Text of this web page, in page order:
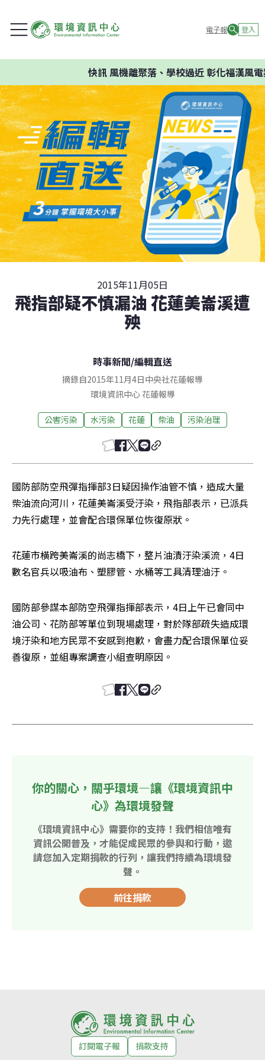
電子報 登入
快訊風機離聚落、學校過近 彰化福漢風電
2015年11月05日
飛指部疑不慎漏油 花蓮美崙溪遭
殃
時事新聞/編輯直送
摘錄自2015年11月4日中央社花蓮報導
環境資訊中心 花蓮報導
公害污染 水污染 花蓮 柴油 污染治理
國防部防空飛彈指揮部3日疑因操作油管不慎，造成大量
柴油流向河川，花蓮美崙溪受汙染，飛指部表示，已派兵
力先行處理，並會配合環保單位恢復原狀。
花蓮市橫跨美崙溪的尚志橋下，整片油漬汙染溪流，4日
數名官兵以吸油布、塑膠管、水桶等工具清理油汙。
國防部參謀本部防空飛彈指揮部表示，4日上午已會同中
油公司、花防部等單位到現場處理，對於隊部疏失造成環
境汙染和地方民眾不安感到抱歉，會盡力配合環保單位妥
善復原，並組專案調查小組查明原因。
你的關心，關乎環境—讓《環境資訊中
心》為環境發聲
《環境資訊中心》需要你的支持！我們相信唯有
資訊公開普及，才能促成民眾的參與和行動，邀
請您加入定期捐款的行列，讓我們持續為環境發
聲。
前往捐款
訂閱電子報
捐款支持